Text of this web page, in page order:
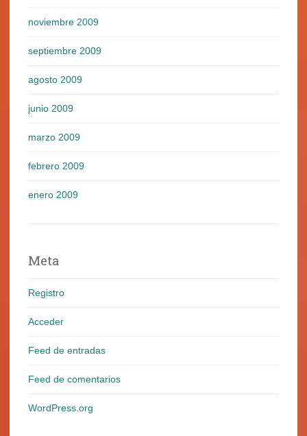
noviembre 2009
septiembre 2009
agosto 2009
junio 2009
marzo 2009
febrero 2009
enero 2009
Meta
Registro
Acceder
Feed de entradas
Feed de comentarios
WordPress.org